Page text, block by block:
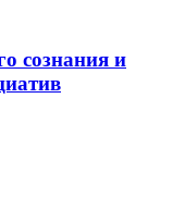
сознания и